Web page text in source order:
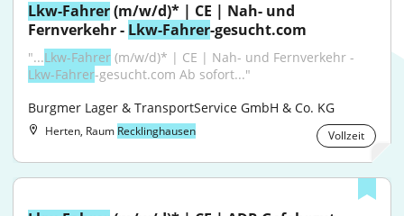
Lkw-Fahrer (m/w/d)* | CE | Nah- und
Fernverkehr - Lkw-Fahrer-gesucht.com
"...Lkw-Fahrer
Lkw-Fahrer-gesucht.com Ab sofort..."
Burgmer Lager & TransportService GmbH & Co. KG
Herten, Raum Recklinghausen Vollzeit